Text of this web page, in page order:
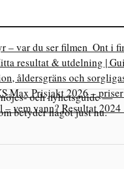
– var du ser filmen Ont i
resultat & utdelning |
åldersgräns och
Max Prisjakt 2026 –
– vem vann? Resultat 2024
och nyhetsguide —
betyder något just nu.